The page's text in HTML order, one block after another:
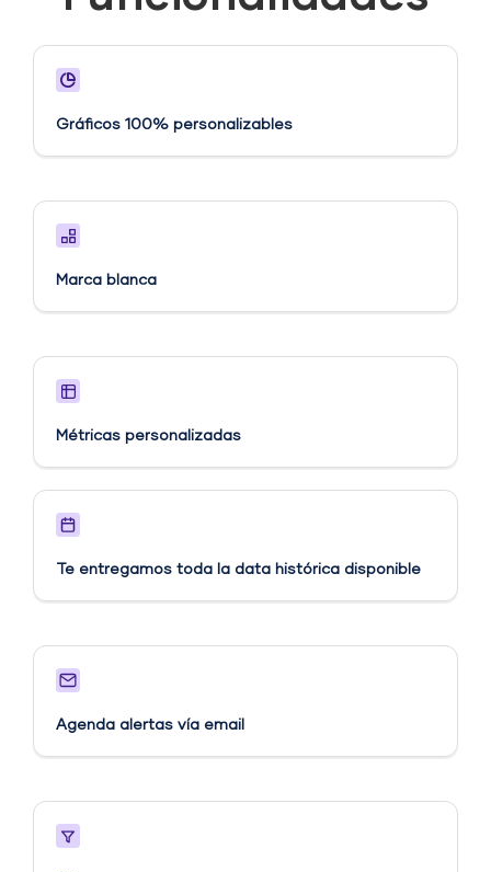
Gráficos 100% personalizables
Marca blanca
Métricas personalizadas​
Te entregamos toda la data histórica disponible
Agenda alertas vía email​